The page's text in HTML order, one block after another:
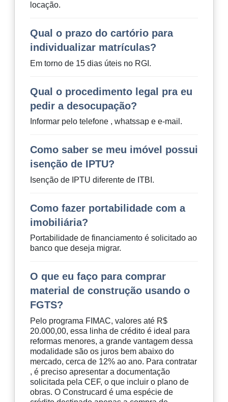
locação.
Qual o prazo do cartório para
individualizar matrículas?
Em torno de 15 dias úteis no RGI.
Qual o procedimento legal pra eu
pedir a desocupação?
Informar pelo telefone , whatssap e e-mail.
Como saber se meu imóvel possui
isenção de IPTU?
Isenção de IPTU diferente de ITBI.
Como fazer portabilidade com a
imobiliária?
Portabilidade de financiamento é solicitado ao
banco que deseja migrar.
O que eu faço para comprar
material de construção usando o
FGTS?
Pelo programa FIMAC, valores até R$
20.000,00, essa linha de crédito é ideal para
reformas menores, a grande vantagem dessa
modalidade são os juros bem abaixo do
mercado, cerca de 12% ao ano. Para contratar
, é preciso apresentar a documentação
solicitada pela CEF, o que incluir o plano de
obras. O Construcard é uma espécie de